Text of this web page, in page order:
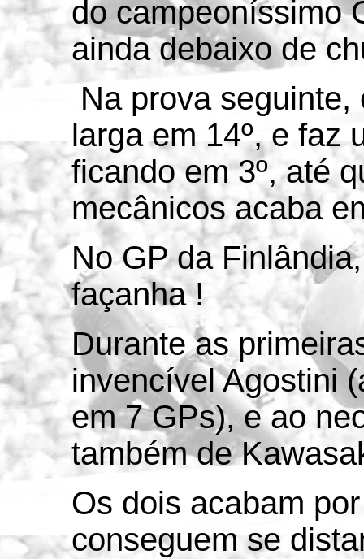
do campeoníssimo
ainda debaixo de
Na prova
larga em 14º, e faz
ficando em 3º, até
mecânicos acaba
No GP da
façanha !
Durante as
invencível Agostini
em 7 GPs), e ao
também de
Os dois acabam
conseguem se